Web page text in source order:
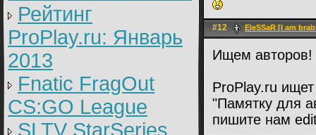
Рейтинг
ProPlay.ru: Январь
2013
Fnatic FragOut
CS:GO League
SLTV StarSeries
#12 EleSSaR [I am
Ищем авторов!
ProPlay.ru
"Памятку для
пишите нам